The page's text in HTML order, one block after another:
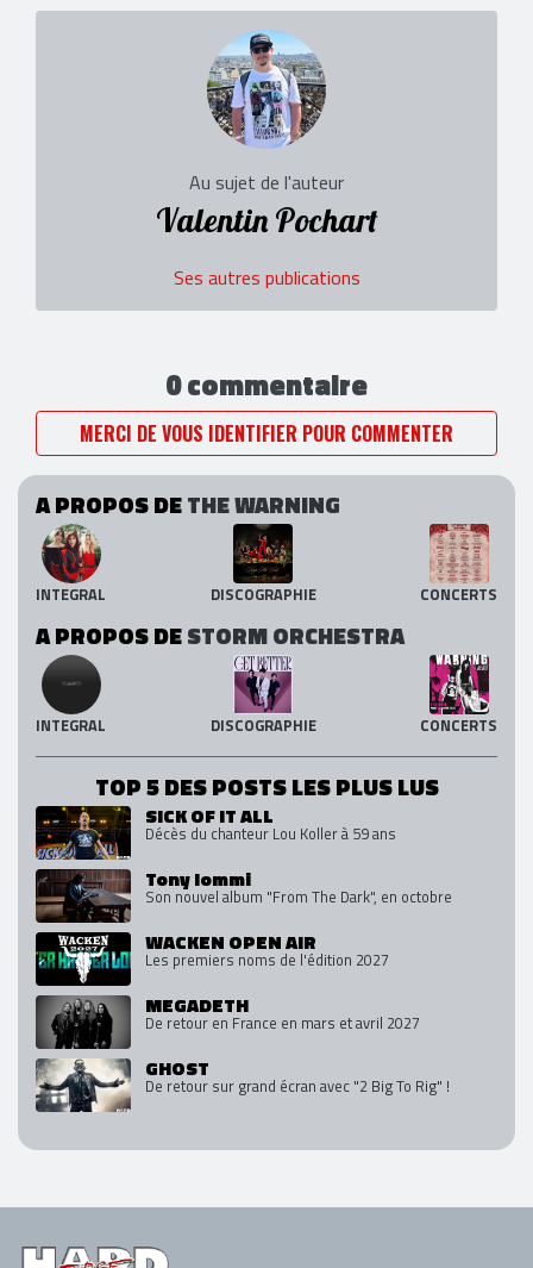
Au sujet de l'auteur
Valentin Pochart
Ses autres publications
0 commentaire
MERCI DE VOUS IDENTIFIER POUR COMMENTER
A PROPOS DETHE WARNING
INTEGRAL DISCOGRAPHIE CONCERTS
A PROPOS DESTORM ORCHESTRA
INTEGRAL DISCOGRAPHIE CONCERTS
TOP 5 DES POSTS LES PLUS LUS
SICK OF IT ALL
Décès du chanteur Lou Koller à 59 ans
Tony Iommi
Son nouvel album "From The Dark", en octobre
WACKEN OPEN AIR
Les premiers noms de l'édition 2027
MEGADETH
De retour en France en mars et avril 2027
GHOST
De retour sur grand écran avec "2 Big To Rig" !